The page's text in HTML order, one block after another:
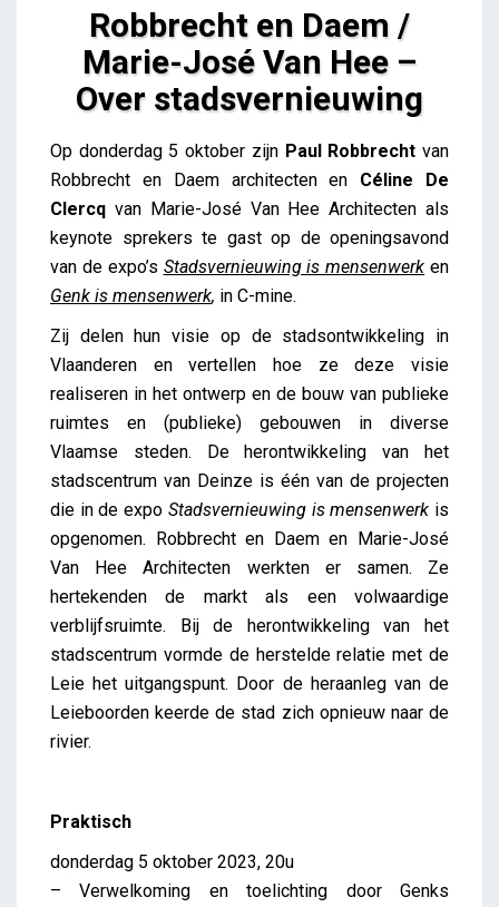
Robbrecht en Daem /
Marie-José Van Hee –
Over stadsvernieuwing
Robbrecht en Daem / Marie-José Van Hee – Over
stadsvernieuwing
Op donderdag 5 oktober zijn Paul Robbrecht van
Robbrecht en Daem architecten en Céline De
Clercq van Marie-José Van Hee Architecten als
keynote sprekers te gast op de openingsavond
van de expo’s Stadsvernieuwing is mensenwerk en
Genk is mensenwerk, in C-mine.
Zij delen hun visie op de stadsontwikkeling in
Vlaanderen en vertellen hoe ze deze visie
realiseren in het ontwerp en de bouw van publieke
ruimtes en (publieke) gebouwen in diverse
Vlaamse steden. De herontwikkeling van het
stadscentrum van Deinze is één van de projecten
die in de expo Stadsvernieuwing is mensenwerk is
opgenomen. Robbrecht en Daem en Marie-José
Van Hee Architecten werkten er samen. Ze
hertekenden de markt als een volwaardige
verblijfsruimte. Bij de herontwikkeling van het
stadscentrum vormde de herstelde relatie met de
Leie het uitgangspunt. Door de heraanleg van de
Leieboorden keerde de stad zich opnieuw naar de
rivier.
Praktisch
donderdag 5 oktober 2023, 20u
– Verwelkoming en toelichting door Genks